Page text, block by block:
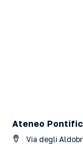
Ateneo
Via degli